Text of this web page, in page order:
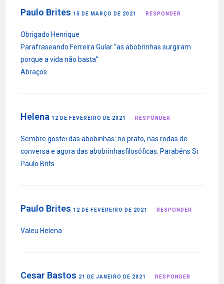
Paulo Brites 15 DE MARÇO DE 2021 RESPONDER
Obrigado Henrique
Parafraseando Ferreira Gular “as abobrinhas surgiram
porque a vida não basta”
Abraços
Helena 12 DE FEVEREIRO DE 2021 RESPONDER
Sembre gostei das abobinhas: no prato, nas rodas de
conversa e agora das abobrinhasfilosóficas. Parabéns Sr
Paulo Brits.
Paulo Brites 12 DE FEVEREIRO DE 2021 RESPONDER
Valeu Helena
Cesar Bastos 21 DE JANEIRO DE 2021 RESPONDER